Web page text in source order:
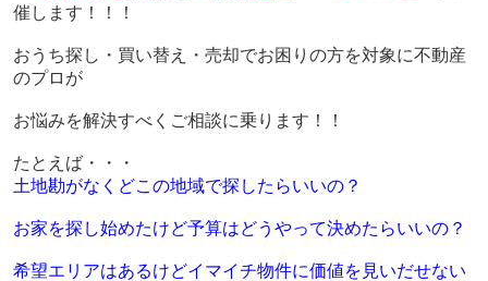
催します！！！
おうち探し・買い替え・売却でお困りの方を対象に不動産
のプロが
お悩みを解決すべくご相談に乗ります！！
たとえば・・・
土地勘がなくどこの地域で探したらいいの？
お家を探し始めたけど予算はどうやって決めたらいいの？
希望エリアはあるけどイマイチ物件に価値を見いだせない